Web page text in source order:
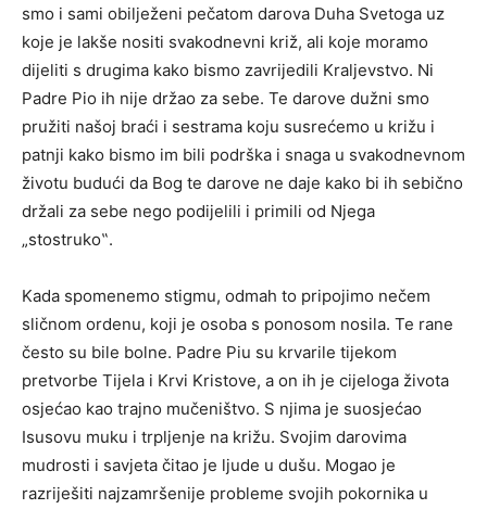
smo i sami obilježeni pečatom darova Duha Svetoga uz
koje je lakše nositi svakodnevni križ, ali koje moramo
dijeliti s drugima kako bismo zavrijedili Kraljevstvo. Ni
Padre Pio ih nije držao za sebe. Te darove dužni smo
pružiti našoj braći i sestrama koju susrećemo u križu i
patnji kako bismo im bili podrška i snaga u svakodnevnom
životu budući da Bog te darove ne daje kako bi ih sebično
držali za sebe nego podijelili i primili od Njega
„stostruko‟.
Kada spomenemo stigmu, odmah to pripojimo nečem
sličnom ordenu, koji je osoba s ponosom nosila. Te rane
često su bile bolne. Padre Piu su krvarile tijekom
pretvorbe Tijela i Krvi Kristove, a on ih je cijeloga života
osjećao kao trajno mučeništvo. S njima je suosjećao
Isusovu muku i trpljenje na križu. Svojim darovima
mudrosti i savjeta čitao je ljude u dušu. Mogao je
razriješiti najzamršenije probleme svojih pokornika u